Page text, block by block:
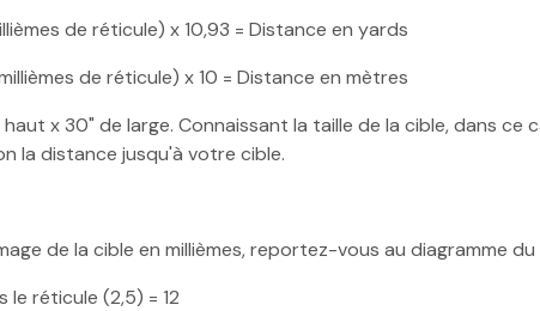
de réticule) x 10,93 = Distance en yards
de réticule) x 10 = Distance en mètres
x 30" de large. Connaissant la taille de la cible, dans
la distance jusqu'à votre cible.
de la cible en millièmes, reportez-vous au diagramme
le réticule (2,5) = 12